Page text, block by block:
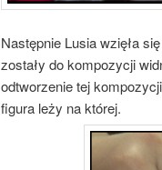
Następnie Lusia wzięła
zostały do kompozycji
odtworzenie tej
figura leży na której.